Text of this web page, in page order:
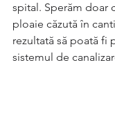
spital. Sperăm doar
ploaie căzută în
rezultată să poată fi
sistemul de